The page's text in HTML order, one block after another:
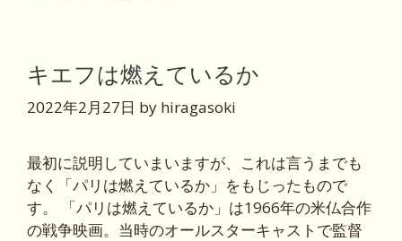
キエフは燃えているか
2022年2月27日 by hiragasoki
最初に説明していまいますが、これは言うまでも
なく「パリは燃えているか」をもじったもので
す。 「パリは燃えているか」は1966年の米仏合作
の戦争映画。当時のオールスターキャストで監督